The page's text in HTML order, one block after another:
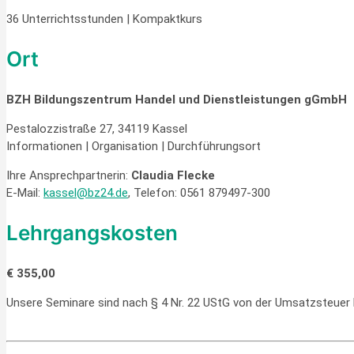
36 Unterrichtsstunden | Kompaktkurs
Ort
BZH Bildungszentrum Handel und Dienstleistungen gGmbH
Pestalozzistraße 27, 34119 Kassel
Informationen | Organisation | Durchführungsort
Ihre Ansprechpartnerin: Claudia Flecke
E-Mail: kassel@bz24.de, Telefon: 0561 879497-300
Lehrgangskosten
€ 355,00
Unsere Seminare sind nach § 4 Nr. 22 UStG von der